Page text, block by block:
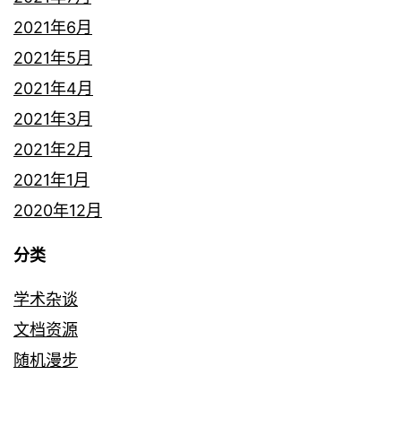
2021年6月
2021年5月
2021年4月
2021年3月
2021年2月
2021年1月
2020年12月
分类
学术杂谈
文档资源
随机漫步